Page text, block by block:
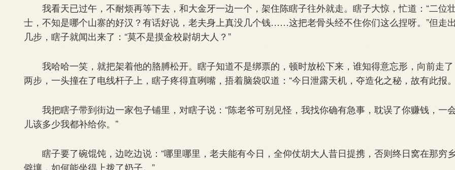
我看天已过午，不耐烦再等下去，和大金牙一边一个，架住陈瞎子往外就走。瞎子大惊，忙道：“二位
士，不知是哪个山寨的好汉？有话好说，老夫身上真没几个钱……这把老骨头经不住你们这么捏呀。”但走
几步，瞎子就闻出来了：“莫不是摸金校尉胡大人？”
我哈哈一笑，就把架着他的胳膊松开。瞎子知道不是绑票的，顿时放松下来，谁知得意忘形，向前走了
两步，一头撞在了电线杆子上，瞎子疼得直咧嘴，捂着脑袋叹道：“今日泄露天机，夺造化之秘，故有此报
我把瞎子带到街边一家包子铺里，对瞎子说：“陈老爷可别见怪，我找你确有急事，耽误了你赚钱，一
儿该多少我都补给你。”
瞎子要了碗馄饨，边吃边说：“哪里哪里，老夫能有今日，全仰仗胡大人昔日提携，否则终日窝在那穷
僻壤，如何能坐得上拨了奶子。”